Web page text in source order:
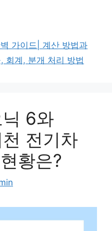
가이드| 계산 방법과
회계, 분개 처리 방법
6와
전기차
황은?